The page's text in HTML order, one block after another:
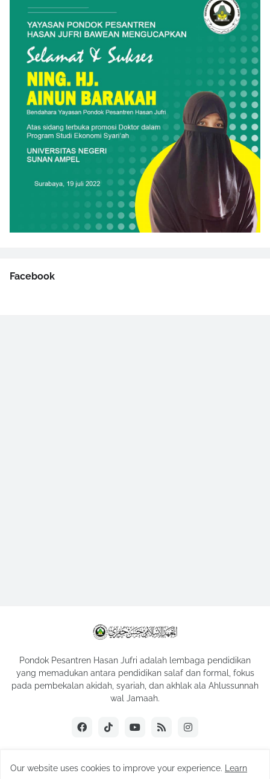
Facebook
Pondok Pesantren Hasan Jufri adalah lembaga pendidikan
yang memadukan antara pendidikan salaf dan formal, fokus
pada pembekalan akidah, syariah, dan akhlak ala Ahlussunnah
wal Jamaah.
Our website uses cookies to improve your experience.
Learn